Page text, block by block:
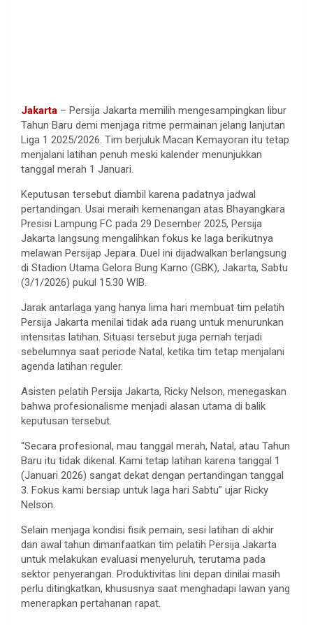
Jakarta – Persija Jakarta memilih mengesampingkan libur
Tahun Baru demi menjaga ritme permainan jelang lanjutan
Liga 1 2025/2026. Tim berjuluk Macan Kemayoran itu tetap
menjalani latihan penuh meski kalender menunjukkan
tanggal merah 1 Januari.
Keputusan tersebut diambil karena padatnya jadwal
pertandingan. Usai meraih kemenangan atas Bhayangkara
Presisi Lampung FC pada 29 Desember 2025, Persija
Jakarta langsung mengalihkan fokus ke laga berikutnya
melawan Persijap Jepara. Duel ini dijadwalkan berlangsung
di Stadion Utama Gelora Bung Karno (GBK), Jakarta, Sabtu
(3/1/2026) pukul 15.30 WIB.
Jarak antarlaga yang hanya lima hari membuat tim pelatih
Persija Jakarta menilai tidak ada ruang untuk menurunkan
intensitas latihan. Situasi tersebut juga pernah terjadi
sebelumnya saat periode Natal, ketika tim tetap menjalani
agenda latihan reguler.
Asisten pelatih Persija Jakarta, Ricky Nelson, menegaskan
bahwa profesionalisme menjadi alasan utama di balik
keputusan tersebut.
“Secara profesional, mau tanggal merah, Natal, atau Tahun
Baru itu tidak dikenal. Kami tetap latihan karena tanggal 1
(Januari 2026) sangat dekat dengan pertandingan tanggal
3. Fokus kami bersiap untuk laga hari Sabtu” ujar Ricky
Nelson.
Selain menjaga kondisi fisik pemain, sesi latihan di akhir
dan awal tahun dimanfaatkan tim pelatih Persija Jakarta
untuk melakukan evaluasi menyeluruh, terutama pada
sektor penyerangan. Produktivitas lini depan dinilai masih
perlu ditingkatkan, khususnya saat menghadapi lawan yang
menerapkan pertahanan rapat.